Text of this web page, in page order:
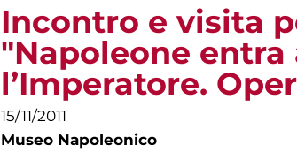
Incontro e visita
"Napoleone entra
l’Imperatore.
15/11/2011
Museo Napoleonico